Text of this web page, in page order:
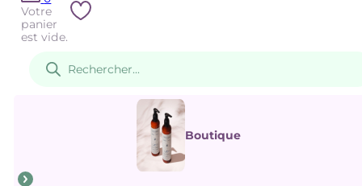
Votre
panier
est vide.
produits
Boutique